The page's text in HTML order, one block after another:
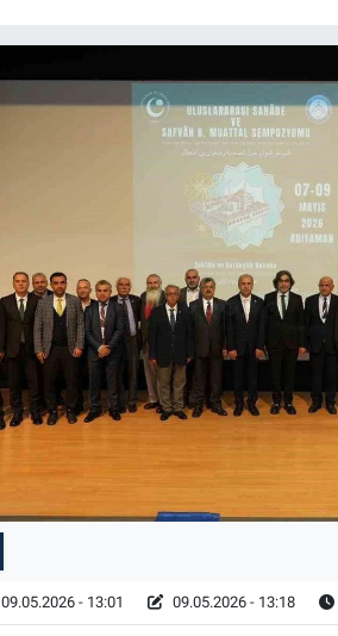
09.05.2026 - 13:01 09.05.2026 - 13:18